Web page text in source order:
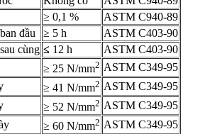
≥ 0,1 %
ASTM C940-89
đầu
≥ 5 h
ASTM C403-90
cùng ≤12 h
ASTM C403-90
≥ 25 N/mm2 ASTM C349-95
≥ 41 N/mm2 ASTM C349-95
≥ 52 N/mm2 ASTM C349-95
≥ 60 N/mm2 ASTM C349-95